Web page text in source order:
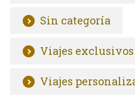
Sin categoría
Viajes
Viajes